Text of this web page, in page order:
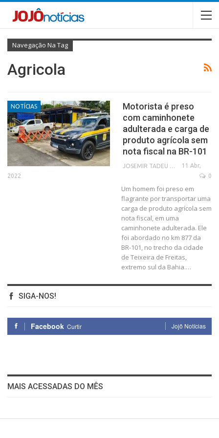
Navegação Na Tag
Agricola
NOTÍCIAS
Motorista é preso
com caminhonete
adulterada e carga de
produto agrícola sem
nota fiscal na BR-101
11 Abr,
2022
0
Um homem foi preso em
flagrante por transportar uma
carga de produto agrícola sem
nota fiscal, em uma
caminhonete adulterada. Ele
foi abordado no km 877 da
BR-101, no trecho da cidade
de Teixeira de Freitas,
extremo sul da Bahia.…
SIGA-NOS!
Facebook Curtir Jojô Notícias
MAIS ACESSADAS DO MÊS